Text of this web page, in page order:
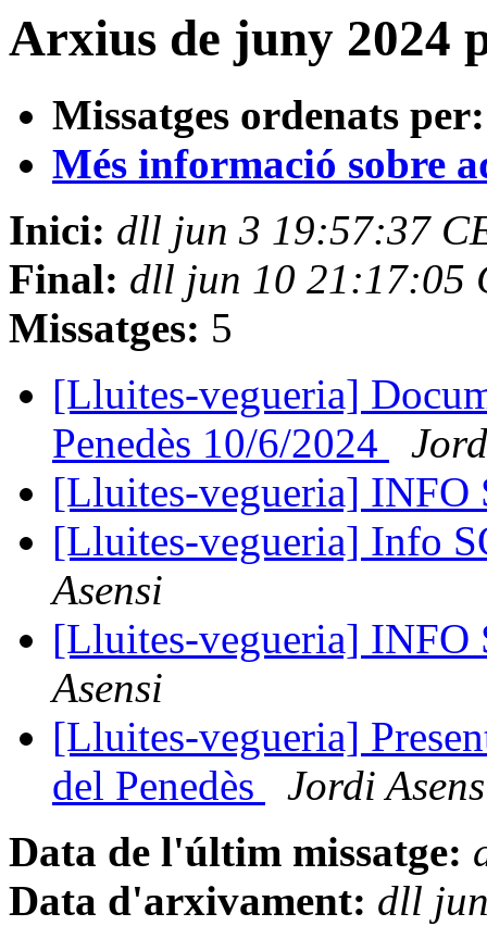
Arxius de juny 2024
Missatges ordenats per:
Més informació sobre
Inici: dll jun 3 19:57:37
Final: dll jun 10 21:17:05
Missatges: 5
[Lluites-vegueria]
Penedès 10/6/2024
[Lluites-vegueria] INFO
[Lluites-vegueria] Info
Asensi
[Lluites-vegueria] INFO
Asensi
[Lluites-vegueria]
del Penedès
Jordi
Data de l'últim missatge:
Data d'arxivament: dll